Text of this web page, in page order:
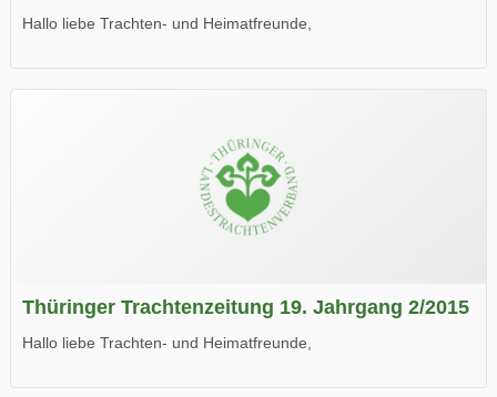
Hallo liebe Trachten- und Heimatfreunde,
Wir wünschen Euch viel Spaß beim Lesen.
Thüringer Trachtenzeitung 19. Jahrgang 2/2015
Hallo liebe Trachten- und Heimatfreunde,